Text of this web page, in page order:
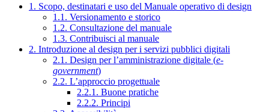
1. Scopo, destinatari e uso del Manuale operativo di design
1.1. Versionamento e storico
1.2. Consultazione del manuale
1.3. Contribuisci al manuale
2. Introduzione al design per i servizi pubblici digitali
2.1. Design per l’amministrazione digitale (e-
government)
2.2. L’approccio progettuale
2.2.1. Buone pratiche
2.2.2. Principi